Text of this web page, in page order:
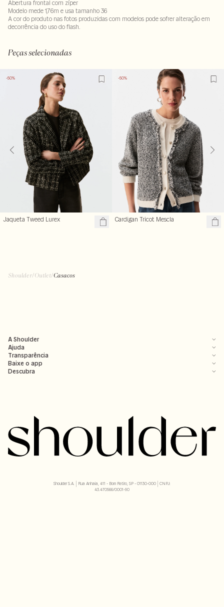
Abertura frontal com zíper
Modelo mede 1,76m e usa tamanho 36
A cor do produto nas fotos produzidas com modelos pode sofrer alteração em
decorrência do uso do flash.
Peças selecionadas
-50%
Jaqueta Tweed Lurex
-50%
Cardigan Tricot Mescla
A Shoulder
Ajuda
Transparência